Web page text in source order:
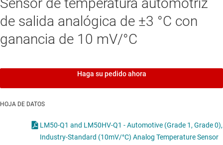
Sensor de temperatura automotriz
de salida analógica de ±3 °C con
ganancia de 10 mV/°C
Haga su pedido ahora
HOJA DE DATOS
LM50-Q1 and LM50HV-Q1 - Automotive (Grade 1, Grade 0),
Industry-Standard (10mV/°C) Analog Temperature Sensor